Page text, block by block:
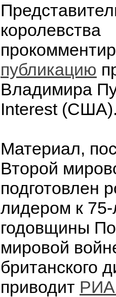
королевства
публикацию
Владимира
Interest
Материал,
Второй
подготовлен
лидером к
годовщины
мировой
британского
приводит РИА